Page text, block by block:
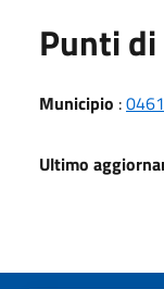
Punti
Municipio :
Ultimo